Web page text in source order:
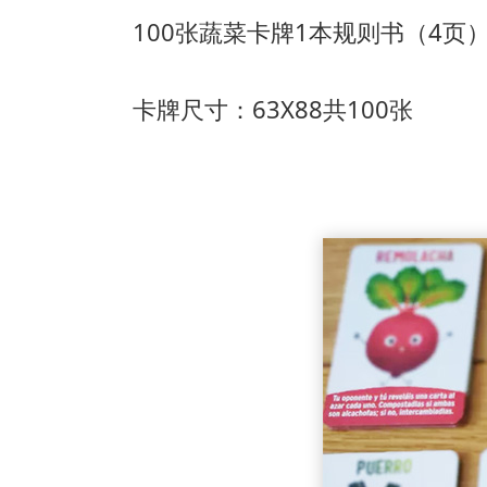
100张蔬菜卡牌1本规则书（4页
卡牌尺寸：63X88共100张